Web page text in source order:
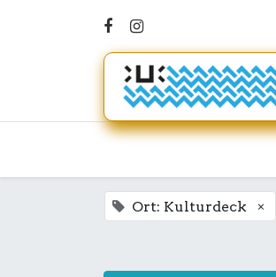
Ort: Kulturdeck ×